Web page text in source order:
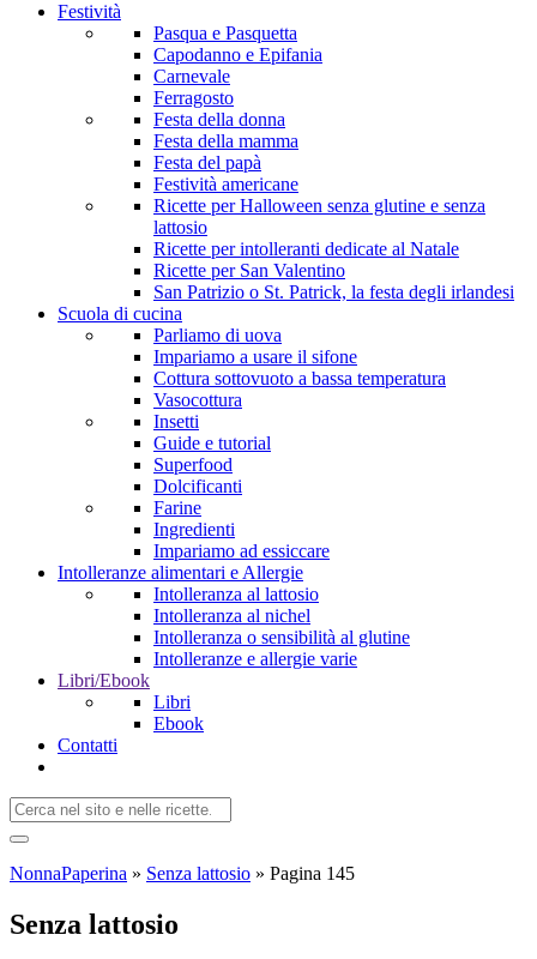
Festività
Pasqua e Pasquetta
Capodanno e Epifania
Carnevale
Ferragosto
Festa della donna
Festa della mamma
Festa del papà
Festività americane
Ricette per Halloween senza glutine e senza
lattosio
Ricette per intolleranti dedicate al Natale
Ricette per San Valentino
San Patrizio o St. Patrick, la festa degli irlandesi
Scuola di cucina
Parliamo di uova
Impariamo a usare il sifone
Cottura sottovuoto a bassa temperatura
Vasocottura
Insetti
Guide e tutorial
Superfood
Dolcificanti
Farine
Ingredienti
Impariamo ad essiccare
Intolleranze alimentari e Allergie
Intolleranza al lattosio
Intolleranza al nichel
Intolleranza o sensibilità al glutine
Intolleranze e allergie varie
Libri/Ebook
Libri
Ebook
Contatti
NonnaPaperina » Senza lattosio » Pagina 145
Senza lattosio